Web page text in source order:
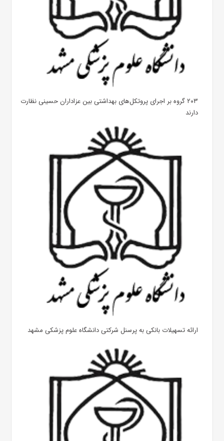
۲۰۳ گروه بر اجرای پروتکل‌های بهداشتی بین عزاداران حسینی نظارت
دارند
ارائه تسهیلات بانکی به پرسنل شرکتی دانشگاه علوم پزشکی مشهد